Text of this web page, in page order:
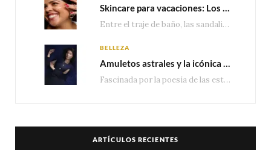
Skincare para vacaciones: Los do’s and dont’s para cuidar tu piel
Entre el traje de baño, las sandalias, los lentes de sol y los looks que…
BELLEZA
Amuletos astrales y la icónica colección Zodiaque de Van Cleef & Arpels
Fascinada por la poesía de las estrellas, la Maison Van Cleef & Arpels celebra la llegada de las…
ARTÍCULOS RECIENTES